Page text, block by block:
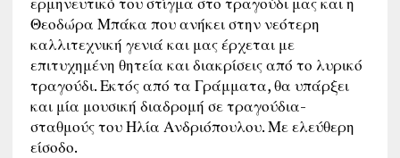
Θεοδώρα Μπάκα που ανήκει στην νεότερη
καλλιτεχνική γενιά και μας έρχεται με
επιτυχημένη θητεία και διακρίσεις από το λυρικό
τραγούδι. Εκτός από τα Γράμματα, θα υπάρξει
και μία μουσική διαδρομή σε τραγούδια-
σταθμούς του Ηλία Ανδριόπουλου. Με ελεύθερη
είσοδο.